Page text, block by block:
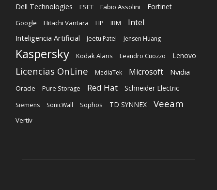
Dell Technologies ESET Fabio Assolini Fortinet
Google Hitachi Vantara HP IBM Intel
Inteligencia Artificial Jeetu Patel Jensen Huang
Kaspersky Kodak Alaris Leandro Cuozzo Lenovo
Licencias OnLine MediaTek Microsoft Nvidia
Oracle Pure Storage Red Hat Schneider Electric
Siemens SonicWall Sophos TD SYNNEX Veeam
Vertiv